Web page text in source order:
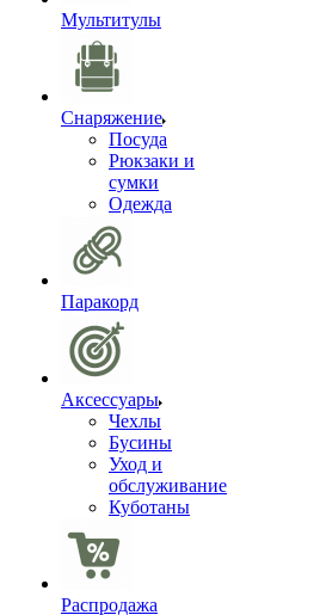
Мультитулы
Снаряжение
Посуда
Рюкзаки и
сумки
Одежда
Паракорд
Аксессуары
Чехлы
Бусины
Уход и
обслуживание
Куботаны
Распродажа